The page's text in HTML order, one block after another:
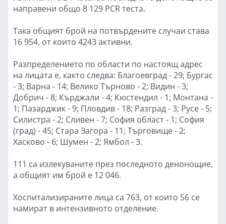
направени общо 8 129 PCR теста.
Така общият брой на потвърдените случаи става
16 954, от които 4243 активни.
Разпределението по области по настоящ адрес
на лицата е, както следва: Благоевград - 29; Бургас
- 3; Варна - 14; Велико Търново - 2; Видин - 3;
Добрич - 8; Кърджали - 4; Кюстендил - 1; Монтана -
1; Пазарджик - 9; Пловдив - 18; Разград - 3; Русе - 5;
Силистра - 2; Сливен - 7; София област - 1; София
(град) - 45; Стара Загора - 11; Търговище - 2;
Хасково - 6; Шумен - 2; Ямбол - 3.
111 са излекуваните през последното денонощие,
а общият им брой е 12 046.
Хоспитализираните лица са 763, от които 56 се
намират в интензивното отделение.